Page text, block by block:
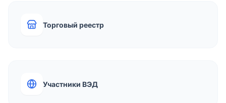
Торговый реестр
Участники ВЭД